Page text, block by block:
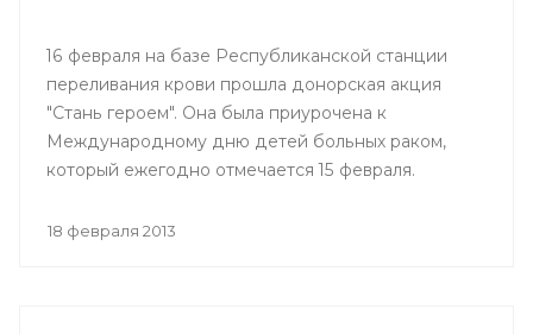
16 февраля на базе Республиканской станции
переливания крови прошла донорская акция
"Стань героем". Она была приурочена к
Международному дню детей больных раком,
который ежегодно отмечается 15 февраля.
18 февраля 2013